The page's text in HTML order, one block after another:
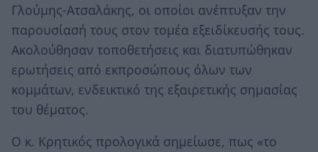
Γλούμης-Ατσαλάκης, οι οποίοι ανέπτυξαν την
παρουσίασή τους στον τομέα εξειδίκευσής τους.
Ακολούθησαν τοποθετήσεις και διατυπώθηκαν
ερωτήσεις από εκπροσώπους όλων των
κομμάτων, ενδεικτικό της εξαιρετικής σημασίας
του θέματος.
Ο κ. Κρητικός προλογικά σημείωσε, πως «το